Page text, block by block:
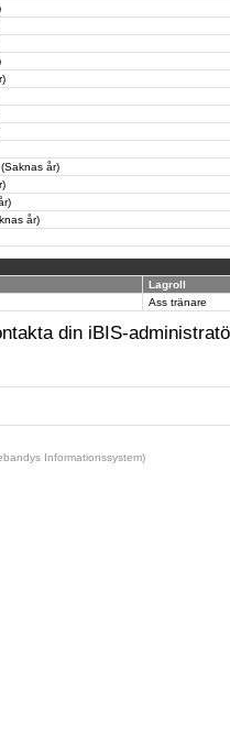
år)
år)
Lagroll
Ass tränare
din iBIS-
Informationssystem)